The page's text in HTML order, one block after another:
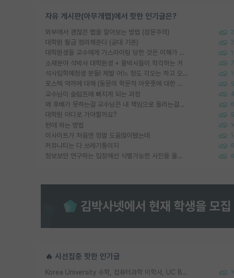
자유 게시판(아무개랩)에서 핫한 인기글은?
외부에서 괜찮은 랩을 알아보는 방법 (장문주의)
대학원 월급 정리해준다 (공대 기준)
대학원생들 교수에게 가스라이팅 당한 것은 이해가 갑니다. 안타깝네요.
소재분야 석박사 대학원생 + 물박사들이 착각하는 거
석사입학예정생 분들! 제발 어느 정도 각오는 하고 오세요.
포스텍 억까에 대해 (동문의 학문적 아웃풋에 대한 반박)
교수님이 슬럼프에 빠지게 되는 과정
왜 후배가 못하는걸 교수님은 내 책임으로 돌리는걸까요? 6
대학원 어디로 가야할까요? 5
편애 하는 방법
이사이트가 처음엔 정말 도움많이됐는데
커뮤니티는 다 쓰레기통이지 6
정보보안 연구하는 입장에선 식별가능한 사진을 올리는건 비추이긴함 6
🔥 시선집중 핫한 인기글
Korea University 수학, 컴퓨터과학 이학사, UC Berkeley 산업공학 대학원 공학박사가 되는 것은 쉽지 않겠죠?